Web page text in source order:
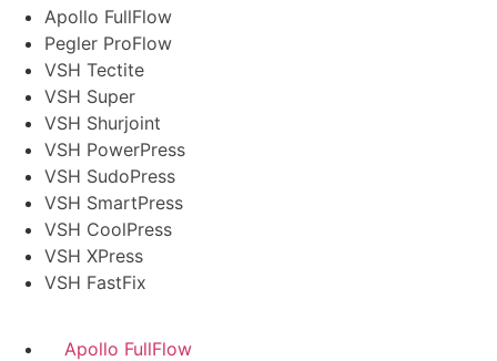
Apollo FullFlow
Pegler ProFlow
VSH Tectite
VSH Super
VSH Shurjoint
VSH PowerPress
VSH SudoPress
VSH SmartPress
VSH CoolPress
VSH XPress
VSH FastFix
Apollo FullFlow